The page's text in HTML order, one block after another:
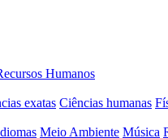
Humanos
exatas Ciências humanas
Meio Ambiente Música